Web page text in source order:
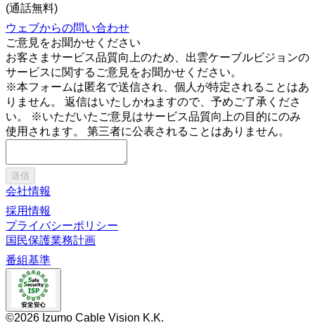
(通話無料)
ウェブからの問い合わせ
ご意見をお聞かせください
お客さまサービス品質向上のため、出雲ケーブルビジョンの
サービスに関するご意見をお聞かせください。
※本フォームは匿名で送信され、個人が特定されることはあ
りません。 返信はいたしかねますので、予めご了承くださ
い。 ※いただいたご意見はサービス品質向上の目的にのみ
使用されます。 第三者に公表されることはありません。
送信
会社情報
採用情報
プライバシーポリシー
国民保護業務計画
番組基準
©2026 Izumo Cable Vision K.K.